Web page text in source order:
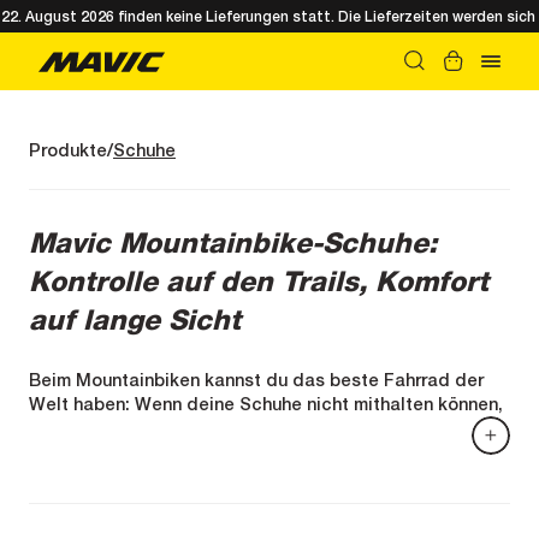
August 2026 finden keine Lieferungen statt. Die Lieferzeiten werden sich
Produkte Schuhe
Mavic Mountainbike-Schuhe:
Kontrolle auf den Trails, Komfort
auf lange Sicht
Beim Mountainbiken kannst du das beste Fahrrad der
Welt haben: Wenn deine Schuhe nicht mithalten können,
gerätst in Schwierigkeiten, sobald es technisch wird.